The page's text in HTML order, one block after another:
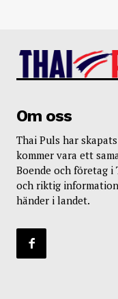
Om oss
Thai Puls har
kommer vara ett
Boende och företag i
och riktig
händer i landet.